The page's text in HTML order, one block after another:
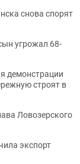
снова спорят
угрожал 68-
демонстрации
строят в
Ловозерского
экспорт